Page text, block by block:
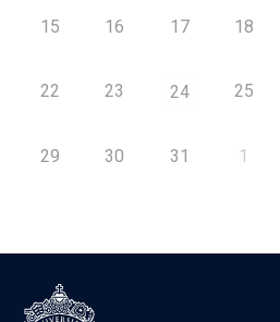
15 16 17 18
22 23 24 25
29 30 31 1